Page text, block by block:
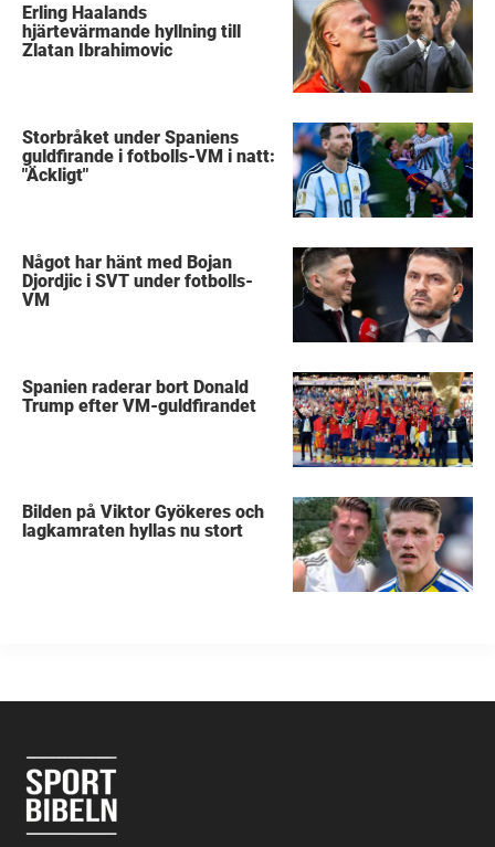
Erling Haalands
hjärtevärmande hyllning till
Zlatan Ibrahimovic
Storbråket under Spaniens
guldfirande i fotbolls-VM i natt:
"Äckligt"
Något har hänt med Bojan
Djordjic i SVT under fotbolls-
VM
Spanien raderar bort Donald
Trump efter VM-guldfirandet
Bilden på Viktor Gyökeres och
lagkamraten hyllas nu stort